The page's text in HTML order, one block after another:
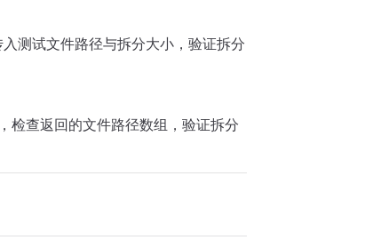
测试文件路径与拆分大小，验证拆分
检查返回的文件路径数组，验证拆分